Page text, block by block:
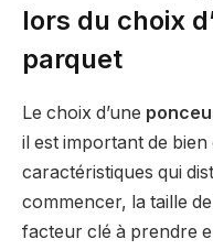
lors du choix
parquet
Le choix d’une
il est important de
caractéristiques qui
commencer, la taille
facteur clé à prendre